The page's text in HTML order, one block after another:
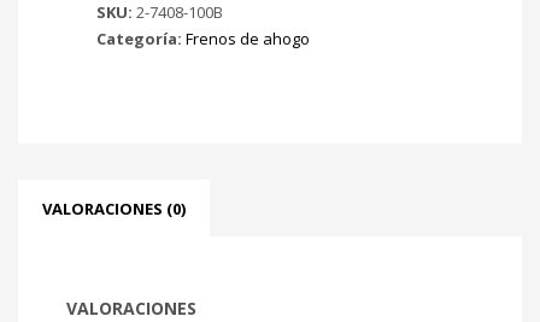
EN
FELB
SKU: 2-7408-100B
Categoría: Frenos de ahogo
VALORACIONES (0)
VALORACIONES